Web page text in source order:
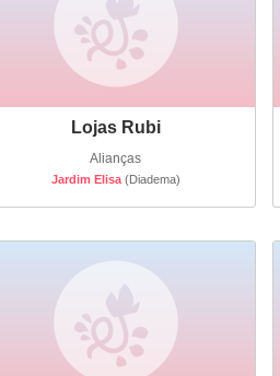
Lojas Rubi
Alianças
Jardim Elisa(Diadema)